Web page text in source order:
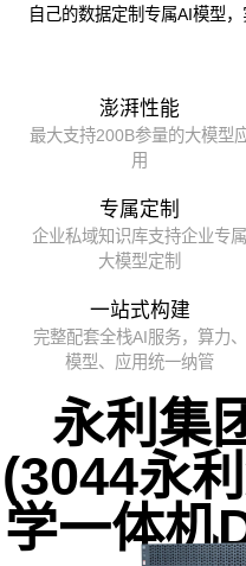
自己的数据定制专属AI模型，
澎湃性能
最大支持200B参量的大模型
用
专属定制
企业私域知识库支持企业专属
大模型定制
一站式构建
完整配套全栈AI服务，算力、
模型、应用统一纳管
永利集
(3044永
学一体机